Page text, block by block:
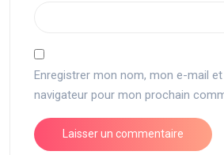
Enregistrer mon nom, mon e-mail
navigateur pour mon prochain